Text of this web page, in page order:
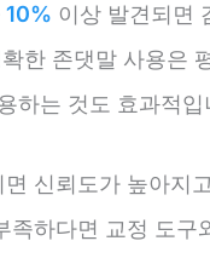
10% 이상 발견되면
한 존댓말 사용은
하는 것도 효과적입
신뢰도가 높아지
족하다면 교정 도구